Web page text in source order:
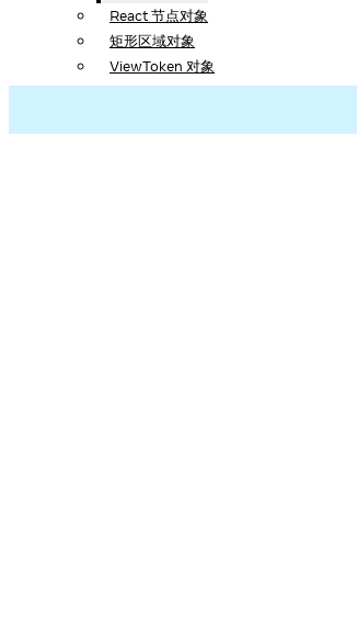
React 节点对象
矩形区域对象
ViewToken 对象